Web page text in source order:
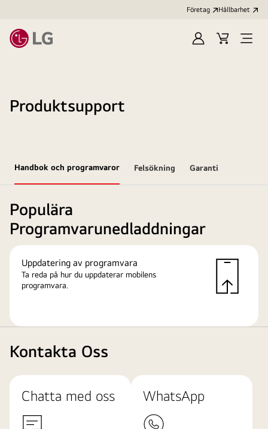
Företag Hållbarhet
LoggaKundvagn
Produktsupport
Handbok och programvaror Felsökning Garanti
Populära
Programvarunedladdningar
Uppdatering av programvara
Ta reda på hur du uppdaterar mobilens
programvara.
Kontakta Oss
Chatta med oss WhatsApp